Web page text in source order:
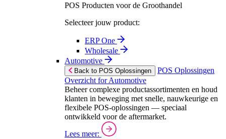
POS Producten voor de Groothandel
Selecteer jouw product:
ERP One
Wholesale
Automotive
Back to POS Oplossingen
POS Oplossingen
Overzicht for Automotive
Beheer complexe productassortimenten en houd
klanten in beweging met snelle, nauwkeurige en
flexibele POS-oplossingen — speciaal
ontwikkeld voor de aftermarket.
Lees meer: